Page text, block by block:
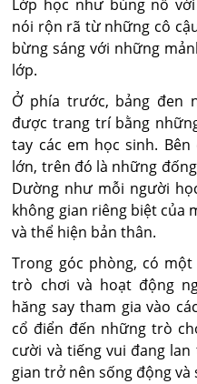
Lớp học như bùng nổ
nói rộn rã từ những cô
bừng sáng với những
lớp.
Ở phía trước, bảng đen
được trang trí bằng
tay các em học sinh.
lớn, trên đó là những
Dường như mỗi người
không gian riêng biệt của
và thể hiện bản thân.
Trong góc phòng, có
trò chơi và hoạt động
hăng say tham gia vào
cổ điển đến những trò
cười và tiếng vui đang
gian trở nên sống động